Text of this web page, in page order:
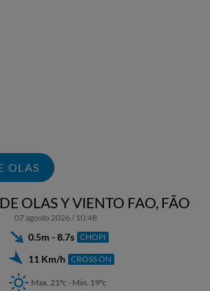
OLAS
OLAS Y VIENTO FAO, FÃO
07 agosto 2026 / 10:48
0.5m - 8.7s CHOPI
11 Km/h CROSS ON
Max. 21ºc - Min. 19ºc